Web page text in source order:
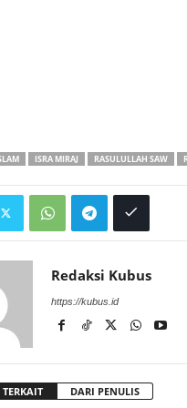
ISRA MIRAJ RASULULLAH SAW
Redaksi Kubus
https://kubus.id
DARI PENULIS